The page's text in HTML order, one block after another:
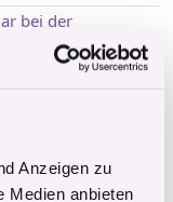
Anzeigen zu
Medien anbieten
bei der